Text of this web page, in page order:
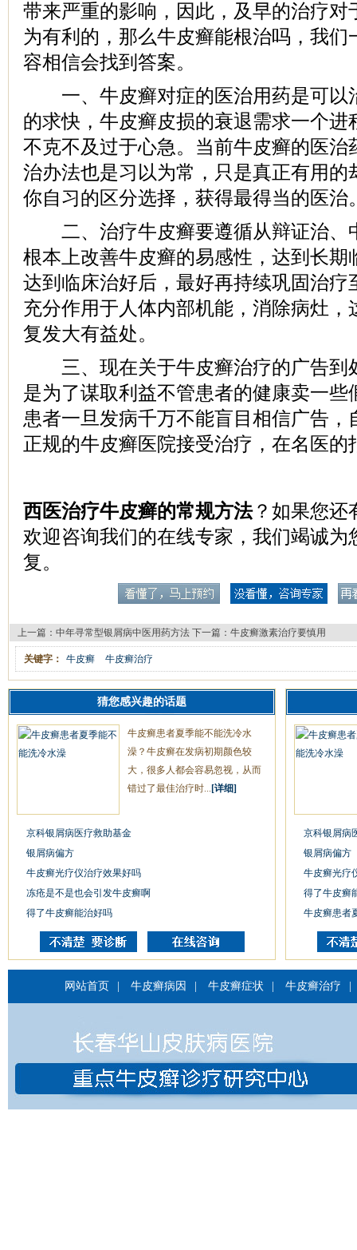
带来严重的影响，因此，及早的治疗对
为有利的，那么牛皮癣能根治吗，我们
容相信会找到答案。
一、牛皮癣对症的医治用药是可以
的求快，牛皮癣皮损的衰退需求一个进
不克不及过于心急。当前牛皮癣的医治
治办法也是习以为常，只是真正有用的
你自习的区分选择，获得最得当的医治
二、治疗牛皮癣要遵循从辩证治、
根本上改善牛皮癣的易感性，达到长期
达到临床治好后，最好再持续巩固治疗
充分作用于人体内部机能，消除病灶，
复发大有益处。
三、现在关于牛皮癣治疗的广告到
是为了谋取利益不管患者的健康卖一些
患者一旦发病千万不能盲目相信广告，
正规的牛皮癣医院接受治疗，在名医的
西医治疗牛皮癣的常规方法？如果您还
欢迎咨询我们的在线专家，我们竭诚为
复。
上一篇： 中年寻常型银屑病中医用药方法 下一篇： 牛皮癣激素治疗要慎用
关键字： 牛皮癣 牛皮癣治疗
猜您感兴趣的话题
牛皮癣患者夏季能不能洗冷水
澡？牛皮癣在发病初期颜色较
大，很多人都会容易忽视，从而
错过了最佳治疗时... [详细]
京科银屑病医疗救助基金
银屑病偏方
牛皮癣光疗仪治疗效果好吗
冻疮是不是也会引发牛皮癣啊
得了牛皮癣能治好吗
京科银屑病
银屑病偏方
牛皮癣光疗
得了牛皮癣
牛皮癣患者
网站首页 牛皮癣病因 牛皮癣症状 牛皮癣治疗